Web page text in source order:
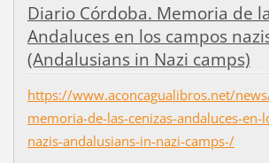
Diario Córdoba. Memoria de
Andaluces en los campos
(Andalusians in Nazi camps)
https://www.aconcagualibros.net/
memoria-de-las-cenizas-andaluces-en-
nazis-andalusians-in-nazi-camps-/